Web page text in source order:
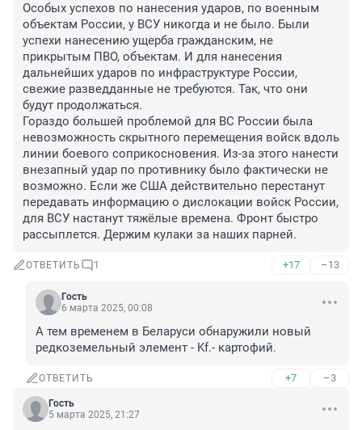
Особых успехов по нанесения ударов, по военным
объектам России, у ВСУ никогда и не было. Были
успехи нанесению ущерба гражданским, не
прикрытым ПВО, объектам. И для нанесения
дальнейших ударов по инфраструктуре России,
свежие разведданные не требуются. Так, что они
будут продолжаться.
Гораздо большей проблемой для ВС России была
невозможность скрытного перемещения войск вдоль
линии боевого соприкосновения. Из-за этого нанести
внезапный удар по противнику было фактически не
возможно. Если же США действительно перестанут
передавать информацию о дислокации войск России,
для ВСУ настанут тяжёлые времена. Фронт быстро
рассыплется. Держим кулаки за наших парней.
ОТВЕТИТЬ 1 +17 –13
Гость
6 марта 2025, 00:08
А тем временем в Беларуси обнаружили новый
редкоземельный элемент - Kf.- картофий.
ОТВЕТИТЬ +7 –3
Гость
5 марта 2025, 21:27